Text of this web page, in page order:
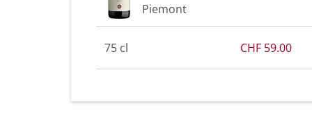
Piemont
75 cl CHF 59.00